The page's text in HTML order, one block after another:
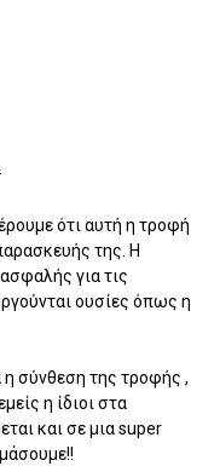
ότι αυτή η τροφή
της. Η
για τις
ουσίες όπως η
η σύνθεση της τροφής ,
η ίδιοι στα
και σε μια super